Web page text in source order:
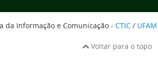
da Informação e Comunicação - CTIC / UFAM
Voltar para o topo